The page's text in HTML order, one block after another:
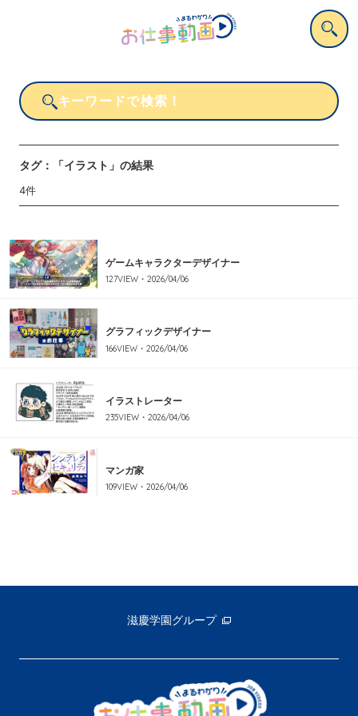
タグ： 「イラスト」 の結果
4件
ゲームキャラクターデザイナー
127VIEW・ 2026/04/06
グラフィックデザイナー
166VIEW・ 2026/04/06
イラストレーター
235VIEW・ 2026/04/06
マンガ家
109VIEW・ 2026/04/06
滋慶学園グループ